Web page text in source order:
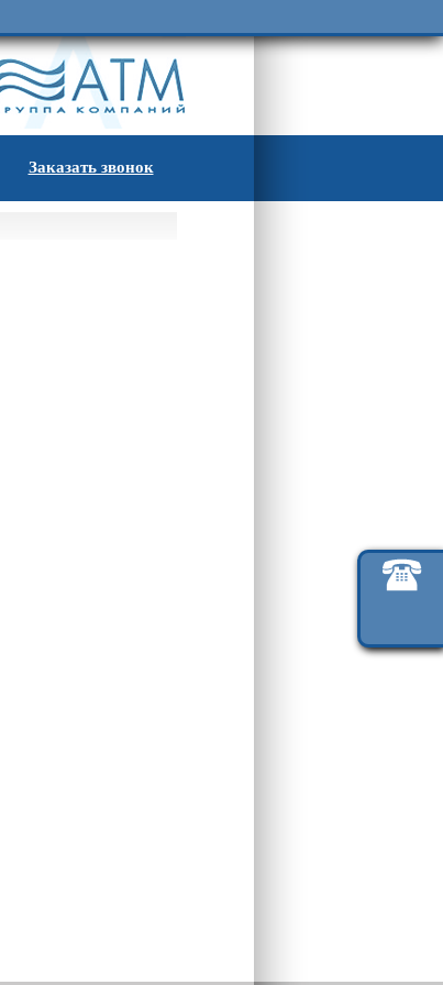
Заказать звонок